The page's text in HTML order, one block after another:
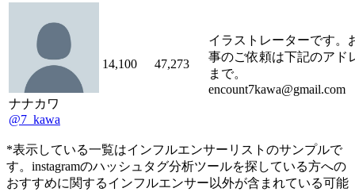
ナナカワ
@7_kawa
14,100 47,273
イラストレーターです。
事のご依頼は下記のアド
まで。
encount7kawa@gmail.com
*表示している一覧はインフルエンサーリストのサンプルで
す。instagramのハッシュタグ分析ツールを探している方への
おすすめに関するインフルエンサー以外が含まれている可能